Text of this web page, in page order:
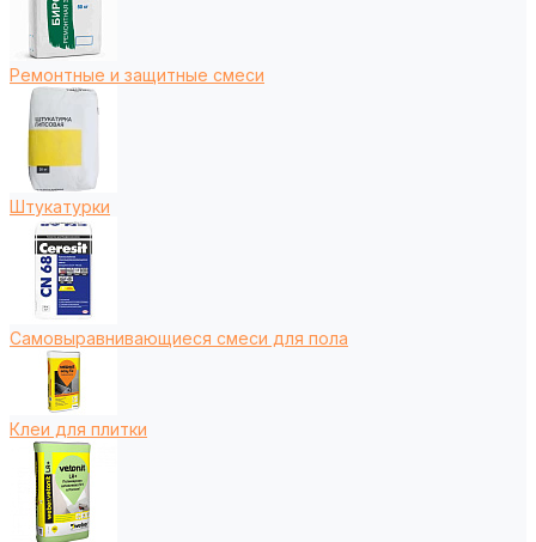
Ремонтные и защитные смеси
Штукатурки
Самовыравнивающиеся смеси для пола
Клеи для плитки